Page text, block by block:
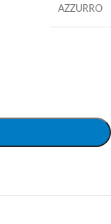
AZZURRO